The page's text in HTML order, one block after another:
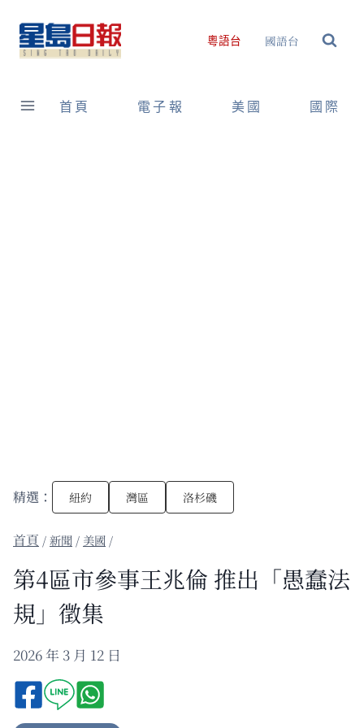
content
粵語台 國語台
首頁 電子報 美國 國際
精選： 紐約 灣區 洛杉磯
/新聞 / 美國 /
第4區市參事王兆倫 推出「愚蠢法
規」徵集
2026 年 3 月 12 日